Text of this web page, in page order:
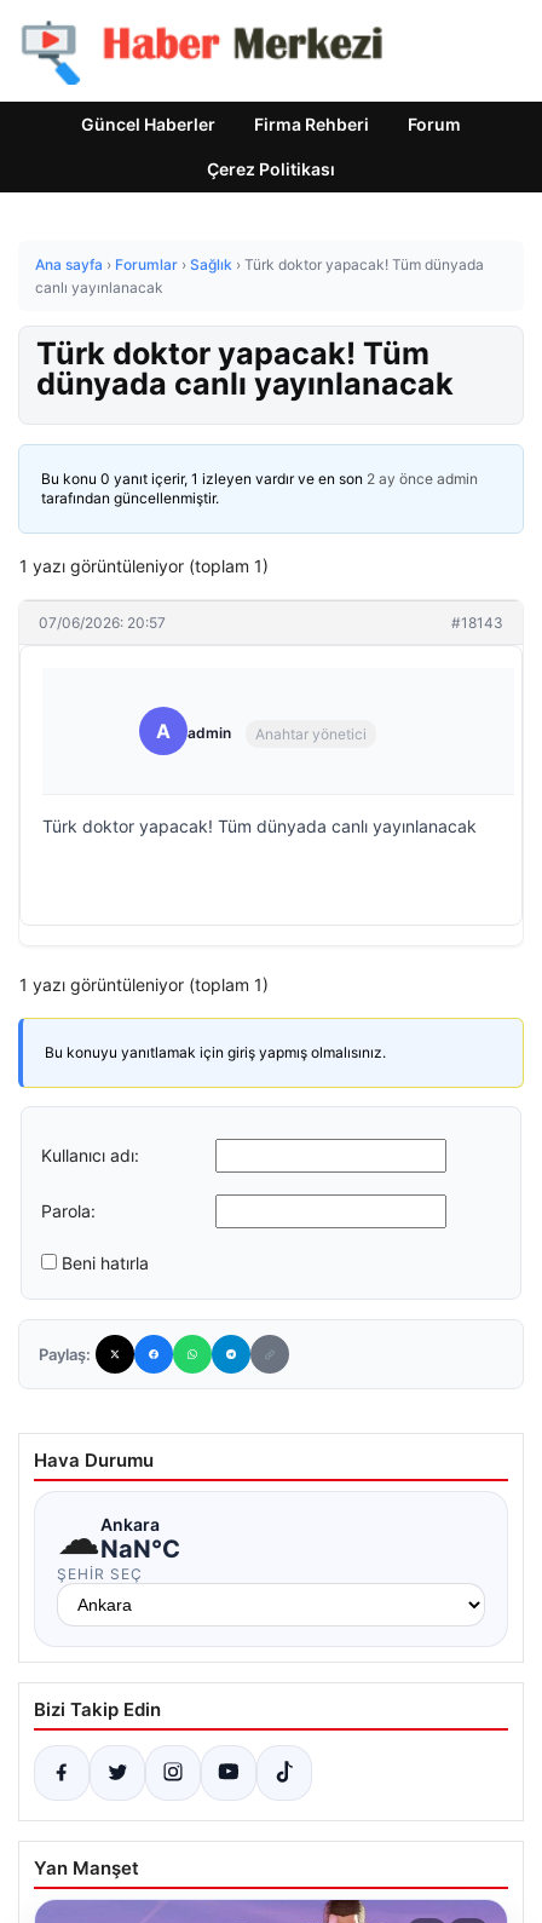
Güncel Haberler Firma Rehberi Forum
Çerez Politikası
Ana sayfa › Forumlar › Sağlık › Türk doktor yapacak! Tüm dünyada
canlı yayınlanacak
Türk doktor yapacak! Tüm
dünyada canlı yayınlanacak
Bu konu 0 yanıt içerir, 1 izleyen vardır ve en son 2 ay önce admin
tarafından güncellenmiştir.
1 yazı görüntüleniyor (toplam 1)
07/06/2026: 20:57 #18143
A admin Anahtar yönetici
Türk doktor yapacak! Tüm dünyada canlı yayınlanacak
1 yazı görüntüleniyor (toplam 1)
Bu konuyu yanıtlamak için giriş yapmış olmalısınız.
Kullanıcı adı:
Parola:
Beni hatırla
Paylaş:
Hava Durumu
☁Ankara
NaN°C
ŞEHIR SEÇ
Bizi Takip Edin
Yan Manşet